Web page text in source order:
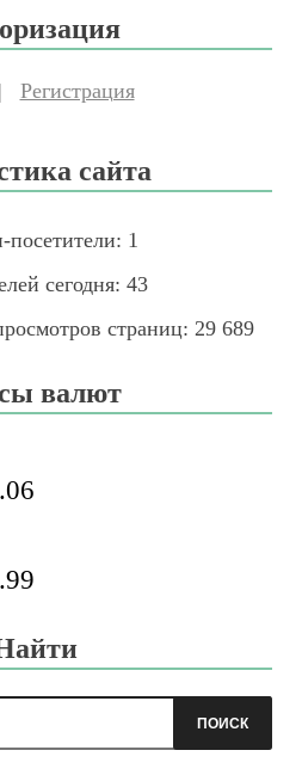
Регистрация
сайта
1
сегодня: 43
страниц: 29 689
валют